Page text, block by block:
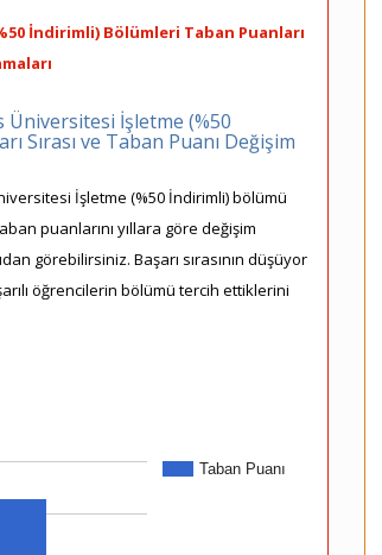
İndirimli) Bölümleri Taban Puanları
Üniversitesi İşletme (%50
Sırası ve Taban Puanı Değişim
İşletme (%50 İndirimli) bölümü
puanlarını yıllara göre değişim
görebilirsiniz. Başarı sırasının düşüyor
öğrencilerin bölümü tercih ettiklerini
Taban Puanı